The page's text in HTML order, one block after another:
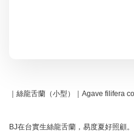
｜絲龍舌蘭（小型）｜Agave filifera
BJ在台實生絲龍舌蘭，易度夏好照顧。